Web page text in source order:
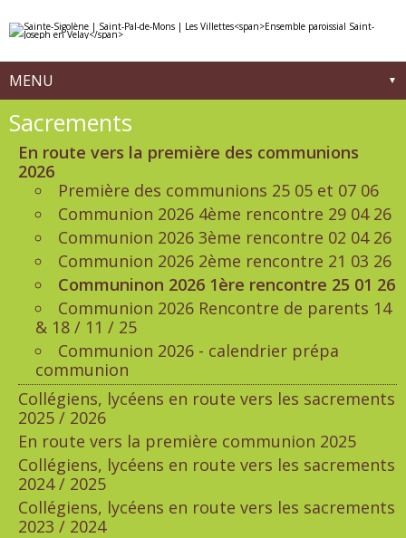
contenu.
la
MENU
Navigation
Sacrements
En route vers la première des communions
2026
Première des communions 25 05 et 07 06
Communion 2026 4ème rencontre 29 04 26
Communion 2026 3ème rencontre 02 04 26
Communion 2026 2ème rencontre 21 03 26
Communinon 2026 1ère rencontre 25 01 26
Communion 2026 Rencontre de parents 14
& 18 / 11 / 25
Communion 2026 - calendrier prépa
communion
Collégiens, lycéens en route vers les sacrements
2025 / 2026
En route vers la première communion 2025
Collégiens, lycéens en route vers les sacrements
2024 / 2025
Collégiens, lycéens en route vers les sacrements
2023 / 2024